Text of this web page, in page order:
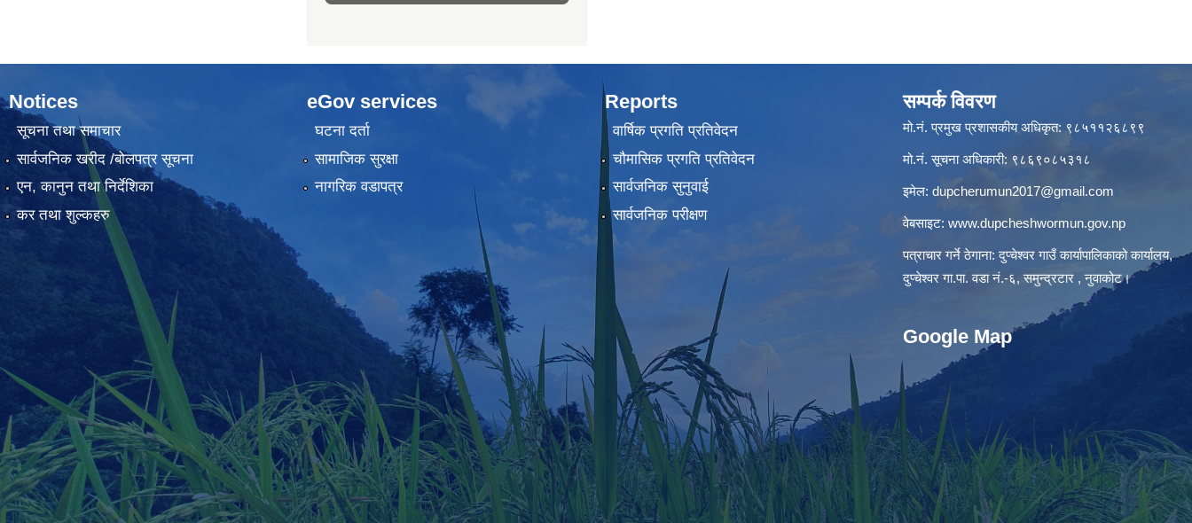
Notices
सूचना तथा समाचार
सार्वजनिक खरीद /बोलपत्र सूचना
एन, कानुन तथा निर्देशिका
कर तथा शुल्कहरु
eGov services
घटना दर्ता
सामाजिक सुरक्षा
नागरिक वडापत्र
Reports
वार्षिक प्रगति प्रतिवेदन
चौमासिक प्रगति प्रतिवेदन
सार्वजनिक सुनुवाई
सार्वजनिक परीक्षण
सम्पर्क विवरण
मो.नं. प्रमुख प्रशासकीय अधिकृत: ९८५११२६८९९
मो.नं. सूचना अधिकारी: ९८६९०८५३१८
इमेल: dupcherumun2017@gmail.com
वेबसाइट: www.dupcheshwormun.gov.np
पत्राचार गर्ने ठेगाना: दुप्चेश्वर गाउँ कार्यापालिकाको कार्यालय,
दुप्चेश्वर गा.पा. वडा नं.-६, समुन्द्रटार , नुवाकोट।
Google Map